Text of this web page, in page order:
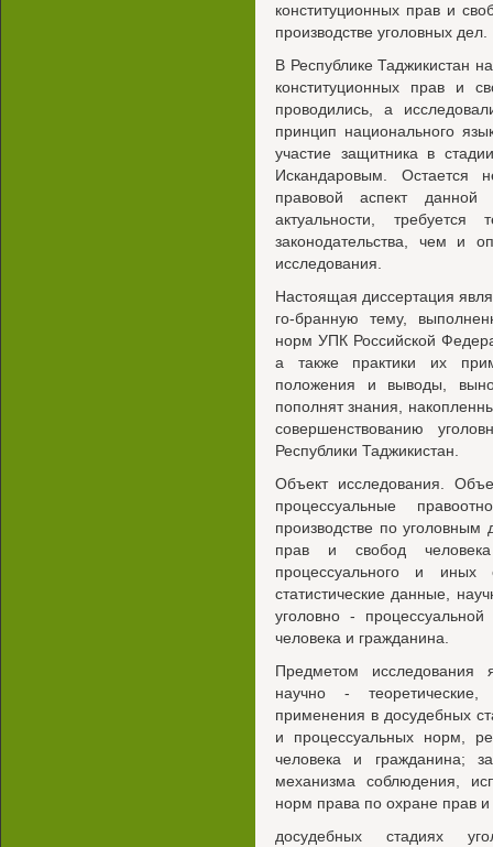
конституционных прав и
производстве уголовных дел.
В Республике Таджикистан
конституционных прав и
проводились, а
принцип национального
участие защитника в
Искандаровым. Остается
правовой аспект
актуальности, требуется
законодательства, чем и
исследования.
Настоящая диссертация
го-бранную тему,
норм УПК Российской
а также практики их
положения и выводы,
пополнят знания,
совершенствованию
Республики Таджикистан.
Объект исследования.
процессуальные
производстве по уголовным
прав и свобод
процессуального и иных
статистические данные,
уголовно -
человека и гражданина.
Предметом исследования
научно -
применения в досудебных
и процессуальных норм,
человека и гражданина;
механизма соблюдения,
норм права по охране прав
досудебных стадиях